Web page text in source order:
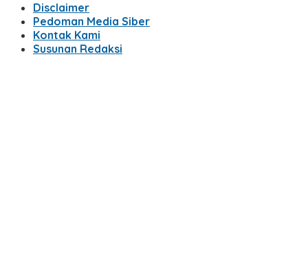
Disclaimer
Pedoman Media Siber
Kontak Kami
Susunan Redaksi